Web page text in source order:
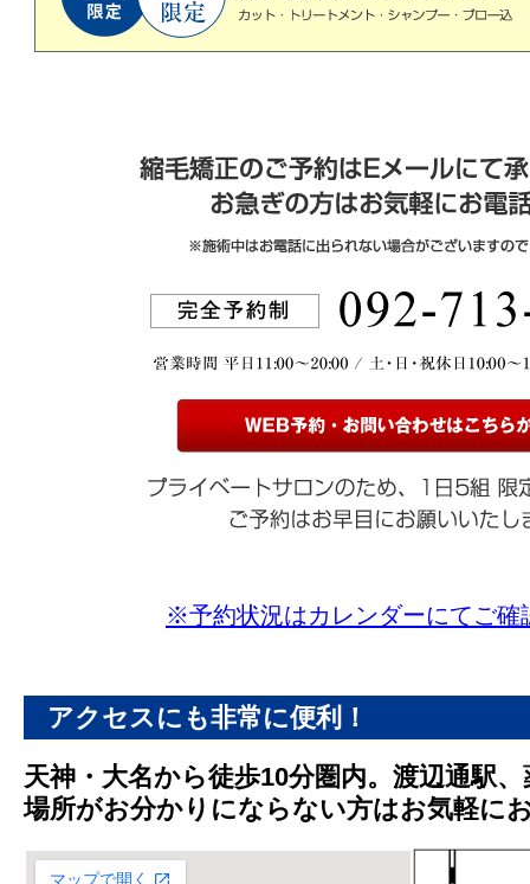
※予約状況はカレンダーにてご確
アクセスにも非常に便利！
天神・大名から徒歩10分圏内。渡辺通駅
場所がお分かりにならない方はお気軽に